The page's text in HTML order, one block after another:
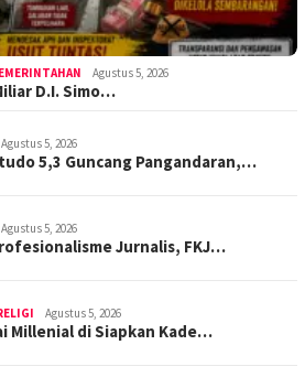
Agustus 5, 2026
D.I. Simo…
Agustus 5, 2026
5,3 Guncang Pangandaran,…
Agustus 5, 2026
Jurnalis, FKJ…
Agustus 5, 2026
Millenial di Siapkan Kade…